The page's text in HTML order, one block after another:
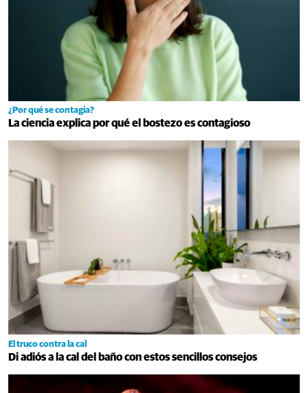
¿Por qué se contagia?
La ciencia explica por qué el bostezo es contagioso
El truco contra la cal
Di adiós a la cal del baño con estos sencillos consejos